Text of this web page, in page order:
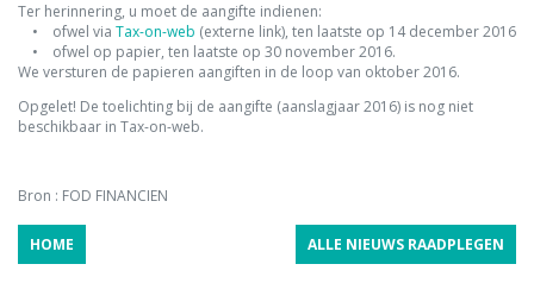
Ter herinnering, u moet de aangifte indienen:
• ofwel via Tax-on-web (externe link), ten laatste op 14 december 2016
• ofwel op papier, ten laatste op 30 november 2016.
We versturen de papieren aangiften in de loop van oktober 2016.
Opgelet! De toelichting bij de aangifte (aanslagjaar 2016) is nog niet
beschikbaar in Tax-on-web.
Bron : FOD FINANCIEN
HOME ALLE NIEUWS RAADPLEGEN